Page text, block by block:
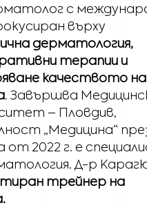
с
върху
дерматология,
терапии и
качеството на
. Завършва
– Пловдив,
„Медицина“
а от 2022 г. е
Д-р
трейнер на